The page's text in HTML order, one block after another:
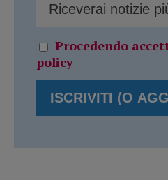
Procedendo
policy